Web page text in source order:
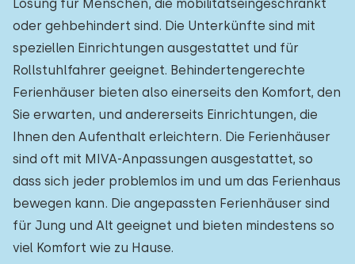
Lösung für Menschen, die mobilitätseingeschränkt
oder gehbehindert sind. Die Unterkünfte sind mit
speziellen Einrichtungen ausgestattet und für
Rollstuhlfahrer geeignet. Behindertengerechte
Ferienhäuser bieten also einerseits den Komfort, den
Sie erwarten, und andererseits Einrichtungen, die
Ihnen den Aufenthalt erleichtern. Die Ferienhäuser
sind oft mit MIVA-Anpassungen ausgestattet, so
dass sich jeder problemlos im und um das Ferienhaus
bewegen kann. Die angepassten Ferienhäuser sind
für Jung und Alt geeignet und bieten mindestens so
viel Komfort wie zu Hause.